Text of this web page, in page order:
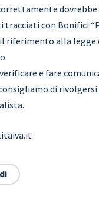
dovrebbe
tracciati con Bonifici
riferimento alla legge
e fare
di rivolgersi